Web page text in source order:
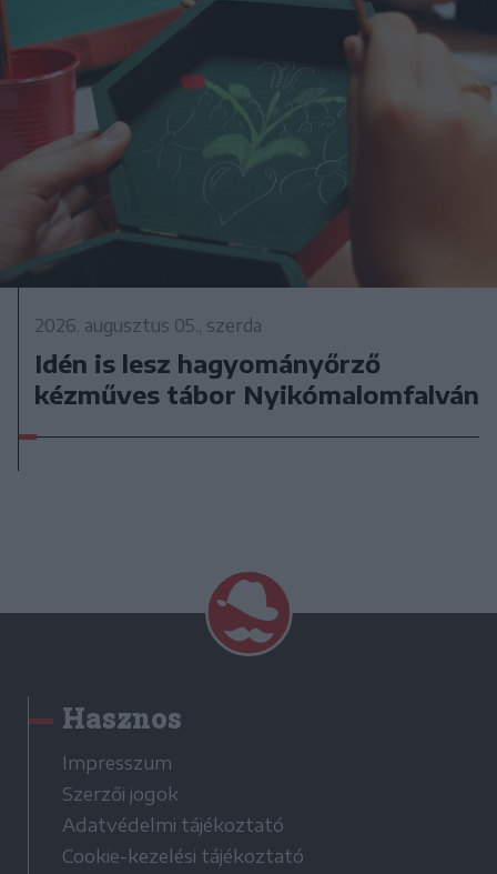
2026. augusztus 05., szerda
Idén is lesz hagyományőrző
kézműves tábor Nyikómalomfalván
Hasznos
Impresszum
Szerzői jogok
Adatvédelmi tájékoztató
Cookie-kezelési tájékoztató